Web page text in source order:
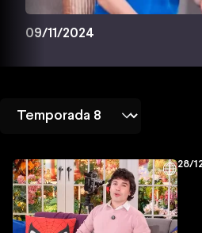
09/11/2024
28/